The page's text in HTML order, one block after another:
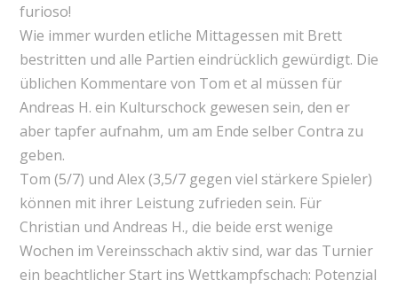
furioso!
Wie immer wurden etliche Mittagessen mit Brett
bestritten und alle Partien eindrücklich gewürdigt. Die
üblichen Kommentare von Tom et al müssen für
Andreas H. ein Kulturschock gewesen sein, den er
aber tapfer aufnahm, um am Ende selber Contra zu
geben.
Tom (5/7) und Alex (3,5/7 gegen viel stärkere Spieler)
können mit ihrer Leistung zufrieden sein. Für
Christian und Andreas H., die beide erst wenige
Wochen im Vereinsschach aktiv sind, war das Turnier
ein beachtlicher Start ins Wettkampfschach: Potenzial